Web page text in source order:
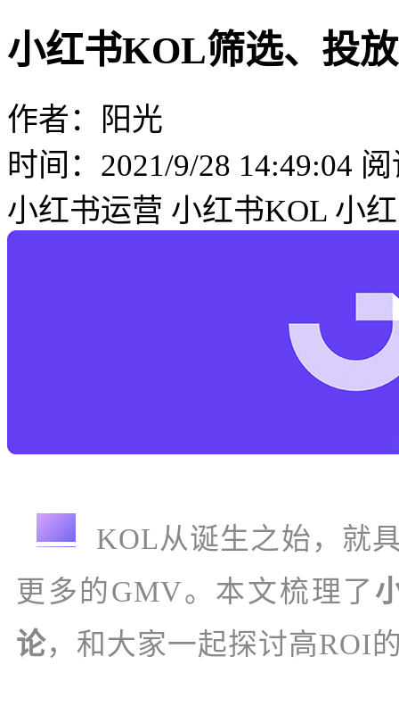
小红书KOL筛选、投
作者：阳光
时间：2021/9/28 14:49:04
小红书运营 小红书KOL 小
KOL从诞生之始，就
更多的GMV。本文梳理了
论，和大家一起探讨高ROI